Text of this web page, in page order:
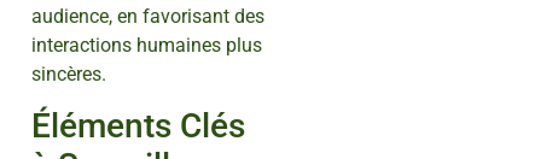
audience, en favorisant des
interactions humaines plus
sincères.
Éléments Clés